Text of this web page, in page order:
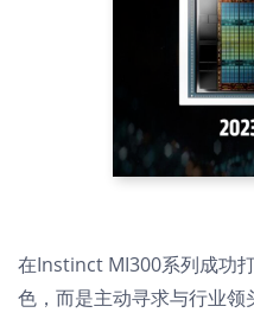
在Instinct MI300系列成功
色，而是主动寻求与行业领